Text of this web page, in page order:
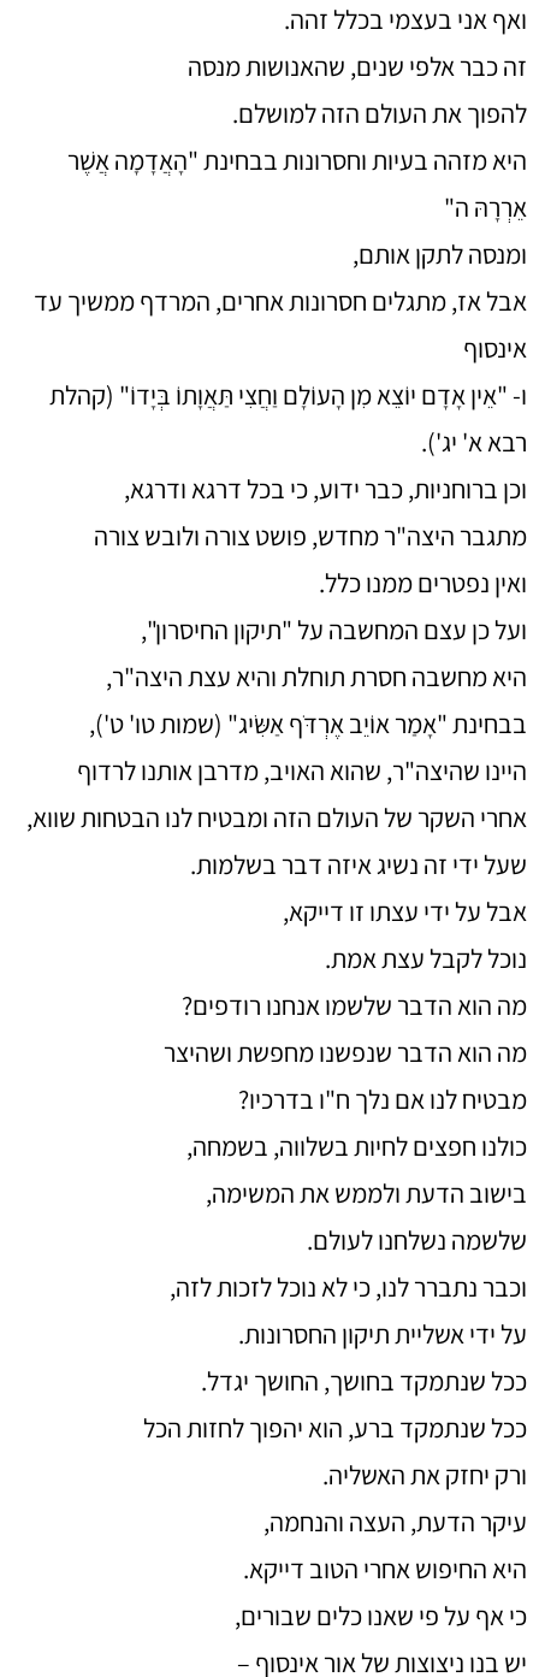
ואף אני בעצמי בכלל זהה.
זה כבר אלפי שנים, שהאנושות מנסה
להפוך את העולם הזה למושלם.
היא מזהה בעיות וחסרונות בבחינת "הָאֲדָמָה אֲשֶׁר
אֵרְרָהּ ה"
ומנסה לתקן אותם,
אבל אז, מתגלים חסרונות אחרים, המרדף ממשיך עד
אינסוף
ו- "אֵין אָדָם יוֹצֵא מִן הָעוֹלָם וַחֲצִי תַּאֲוָתוֹ בְּיָדוֹ" (קהלת
רבא א' יג').
וכן ברוחניות, כבר ידוע, כי בכל דרגא ודרגא,
מתגבר היצה"ר מחדש, פושט צורה ולובש צורה
ואין נפטרים ממנו כלל.
ועל כן עצם המחשבה על "תיקון החיסרון",
היא מחשבה חסרת תוחלת והיא עצת היצה"ר,
בבחינת "אָמַר אוֹיֵב אֶרְדֹּף אַשִּׂיג" (שמות טו' ט'),
היינו שהיצה"ר, שהוא האויב, מדרבן אותנו לרדוף
אחרי השקר של העולם הזה ומבטיח לנו הבטחות שווא,
שעל ידי זה נשיג איזה דבר בשלמות.
אבל על ידי עצתו זו דייקא,
נוכל לקבל עצת אמת.
מה הוא הדבר שלשמו אנחנו רודפים?
מה הוא הדבר שנפשנו מחפשת ושהיצר
מבטיח לנו אם נלך ח"ו בדרכיו?
כולנו חפצים לחיות בשלווה, בשמחה,
בישוב הדעת ולממש את המשימה,
שלשמה נשלחנו לעולם.
וכבר נתברר לנו, כי לא נוכל לזכות לזה,
על ידי אשליית תיקון החסרונות.
ככל שנתמקד בחושך, החושך יגדל.
ככל שנתמקד ברע, הוא יהפוך לחזות הכל
ורק יחזק את האשליה.
עיקר הדעת, העצה והנחמה,
היא החיפוש אחרי הטוב דייקא.
כי אף על פי שאנו כלים שבורים,
יש בנו ניצוצות של אור אינסוף –